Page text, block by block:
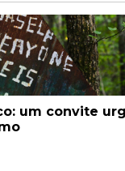
um convite